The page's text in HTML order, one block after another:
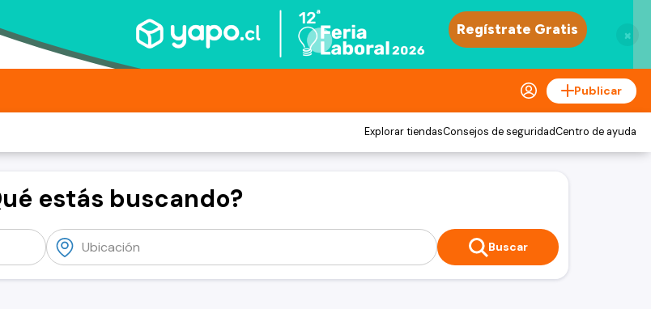
×
Publicar
Explorar tiendasConsejos de seguridadCentro de ayuda
estás buscando?
Buscar